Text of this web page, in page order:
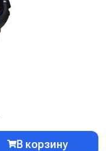
В корзину